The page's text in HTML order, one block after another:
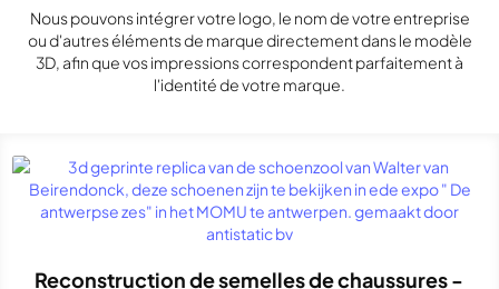
Nous pouvons intégrer votre logo, le nom de votre entreprise
ou d'autres éléments de marque directement dans le modèle
3D, afin que vos impressions correspondent parfaitement à
l'identité de votre marque.
Reconstruction de semelles de chaussures -